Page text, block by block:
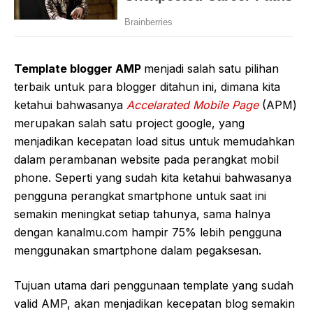
Template blogger AMP menjadi salah satu pilihan
terbaik untuk para blogger ditahun ini, dimana kita
ketahui bahwasanya Accelarated Mobile Page(APM)
merupakan salah satu project google, yang
menjadikan kecepatan load situs untuk memudahkan
dalam perambanan website pada perangkat mobil
phone. Seperti yang sudah kita ketahui bahwasanya
pengguna perangkat smartphone untuk saat ini
semakin meningkat setiap tahunya, sama halnya
dengan kanalmu.com hampir 75% lebih pengguna
menggunakan smartphone dalam pegaksesan.
Tujuan utama dari penggunaan template yang sudah
valid AMP, akan menjadikan kecepatan blog semakin